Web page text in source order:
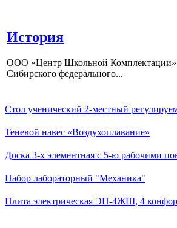
История
ООО «Центр Школьной Комплектации»
Сибирского федерального...
Стол ученический 2-местный
Теневой навес «Воздухоплавание»
Доска 3-х элементная с 5-ю рабочими
Набор лабораторный "Механика"
Плита электрическая ЭП-4ЖШ, 4